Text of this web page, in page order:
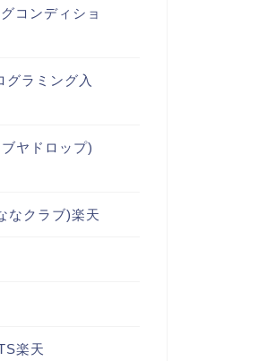
コンディショ
グラミング入
ヤドロップ)
なクラブ)楽天
楽天